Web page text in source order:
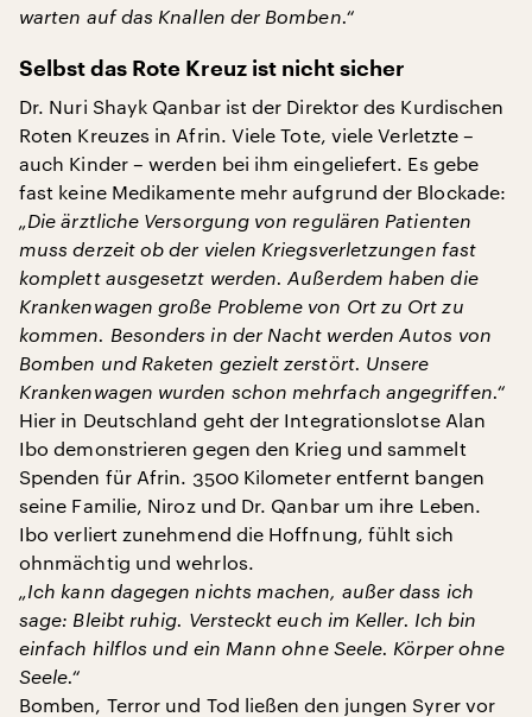
warten auf das Knallen der Bomben.“
Selbst das Rote Kreuz ist nicht sicher
Dr. Nuri Shayk Qanbar ist der Direktor des Kurdischen
Roten Kreuzes in Afrin. Viele Tote, viele Verletzte –
auch Kinder – werden bei ihm eingeliefert. Es gebe
fast keine Medikamente mehr aufgrund der Blockade:
„Die ärztliche Versorgung von regulären Patienten
muss derzeit ob der vielen Kriegsverletzungen fast
komplett ausgesetzt werden. Außerdem haben die
Krankenwagen große Probleme von Ort zu Ort zu
kommen. Besonders in der Nacht werden Autos von
Bomben und Raketen gezielt zerstört. Unsere
Krankenwagen wurden schon mehrfach angegriffen.“
Hier in Deutschland geht der Integrationslotse Alan
Ibo demonstrieren gegen den Krieg und sammelt
Spenden für Afrin. 3500 Kilometer entfernt bangen
seine Familie, Niroz und Dr. Qanbar um ihre Leben.
Ibo verliert zunehmend die Hoffnung, fühlt sich
ohnmächtig und wehrlos.
„Ich kann dagegen nichts machen, außer dass ich
sage: Bleibt ruhig. Versteckt euch im Keller. Ich bin
einfach hilflos und ein Mann ohne Seele. Körper ohne
Seele.“
Bomben, Terror und Tod ließen den jungen Syrer vor